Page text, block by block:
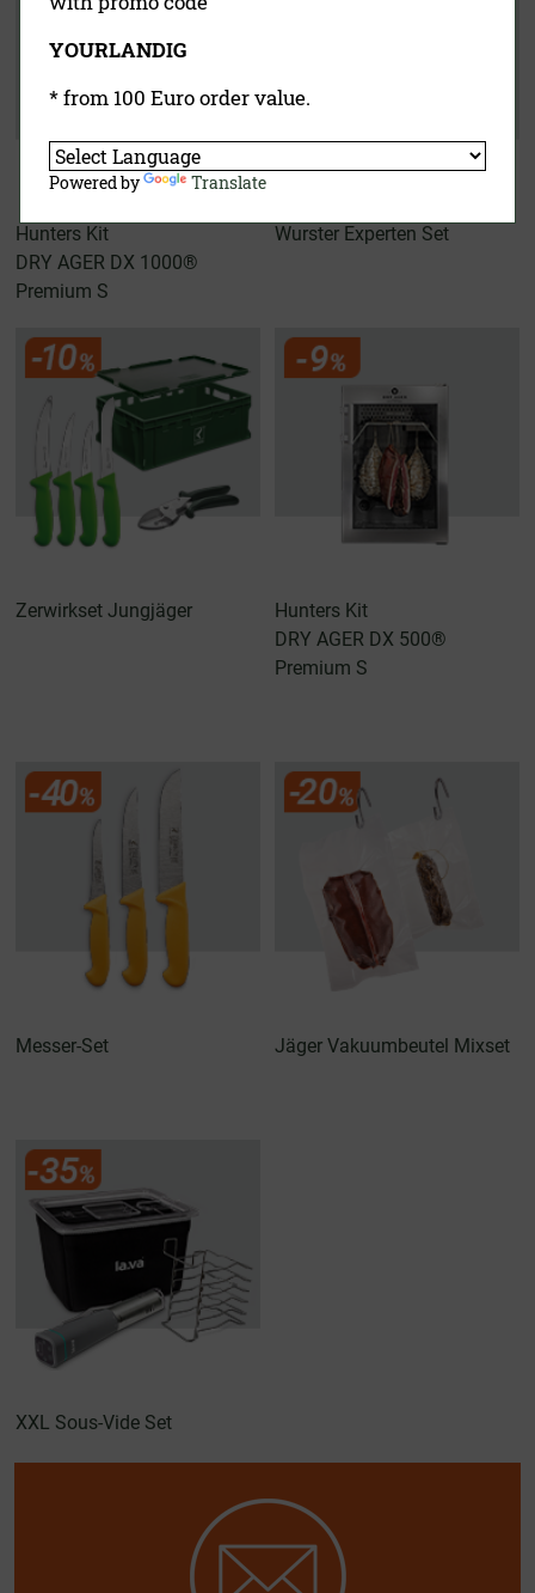
Hunters Kit
DRY AGER DX 1000®
Premium S
Wurster Experten Set
Zerwirkset Jungjäger
Hunters Kit
DRY AGER DX 500®
Premium S
Messer-Set Jäger Vakuumbeutel Mixset
XXL Sous-Vide Set
YOURLANDIG
* from 100 Euro order value.
Powered by Translate